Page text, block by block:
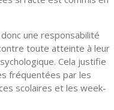
une responsabilité
toute atteinte à leur
Cela justifie
fréquentées par les
scolaires et les week-